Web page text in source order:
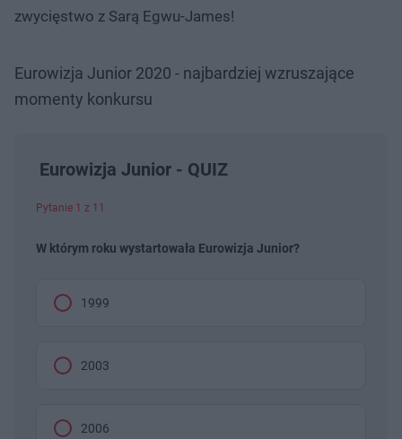
zwycięstwo z Sarą Egwu-James!
Eurowizja Junior 2020 - najbardziej wzruszające
momenty konkursu
Eurowizja Junior - QUIZ
Pytanie 1 z 11
W którym roku wystartowała Eurowizja Junior?
1999
2003
2006